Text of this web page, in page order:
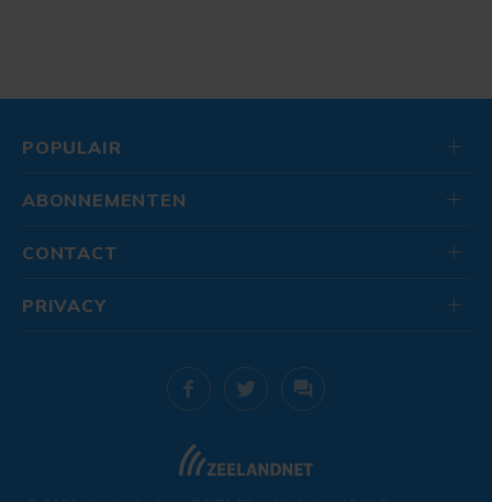
POPULAIR
ABONNEMENTEN
CONTACT
PRIVACY